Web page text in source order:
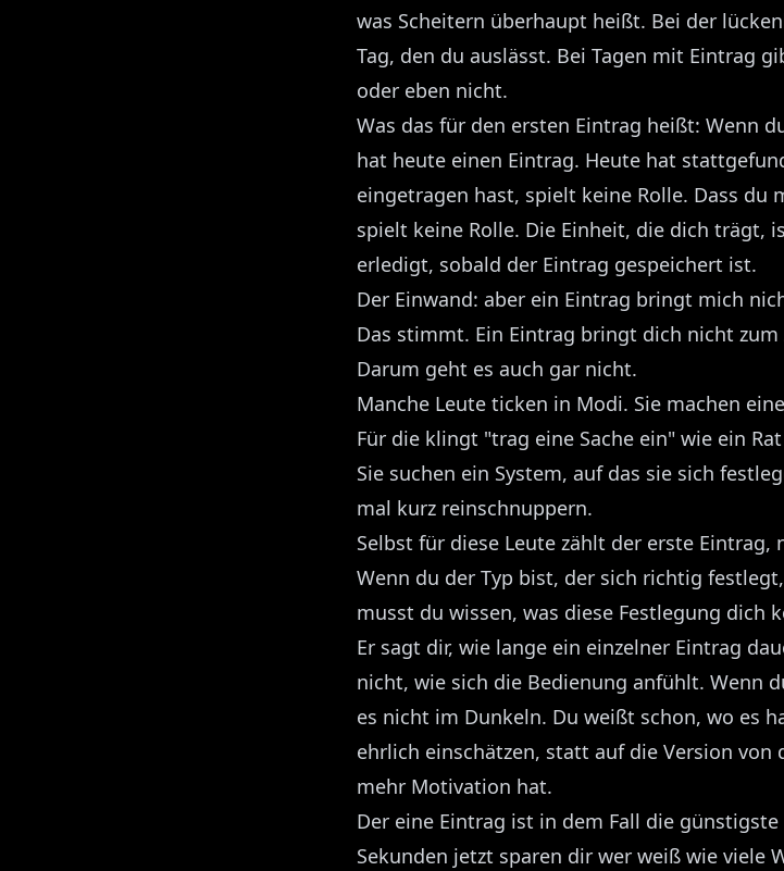
was Scheitern überhaupt heißt. Bei der
Tag, den du auslässt. Bei Tagen mit Eintrag
oder eben nicht.
Was das für den ersten Eintrag heißt: Wenn
hat heute einen Eintrag. Heute hat
eingetragen hast, spielt keine Rolle. Dass
spielt keine Rolle. Die Einheit, die dich trägt,
erledigt, sobald der Eintrag gespeichert ist.
Der Einwand: aber ein Eintrag bringt mich
Das stimmt. Ein Eintrag bringt dich nicht zum
Darum geht es auch gar nicht.
Manche Leute ticken in Modi. Sie machen
Für die klingt "trag eine Sache ein" wie ein
Sie suchen ein System, auf das sie sich
mal kurz reinschnuppern.
Selbst für diese Leute zählt der erste Eintrag,
Wenn du der Typ bist, der sich richtig
musst du wissen, was diese Festlegung dich
Er sagt dir, wie lange ein einzelner Eintrag
nicht, wie sich die Bedienung anfühlt. Wenn
es nicht im Dunkeln. Du weißt schon, wo es
ehrlich einschätzen, statt auf die Version von
mehr Motivation hat.
Der eine Eintrag ist in dem Fall die
Sekunden jetzt sparen dir wer weiß wie viele